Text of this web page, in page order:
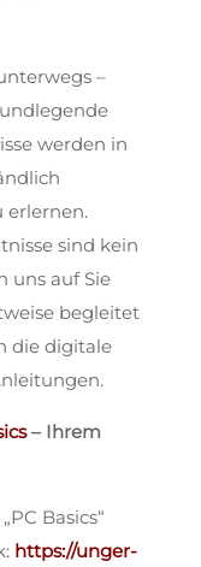
–
werden in
erlernen.
sind kein
uns auf Sie
begleitet
die digitale
– Ihrem
Basics“
https://unger-